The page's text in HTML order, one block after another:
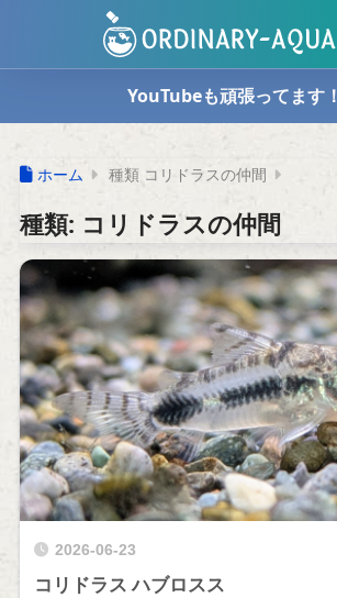
YouTubeも頑張ってます！
ホーム 種類 コリドラスの仲間
種類: コリドラスの仲間
2026-06-23
コリドラス ハブロスス